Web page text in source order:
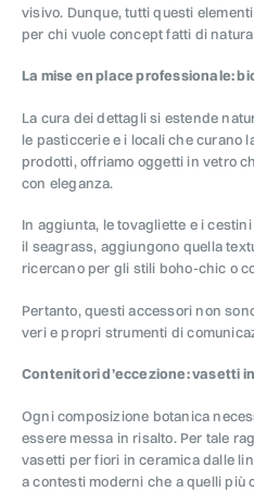
visivo. Dunque, tutti questi
per chi vuole concept fatti di
La mise en place professionale:
La cura dei dettagli si estende
le pasticcerie e i locali che curano
prodotti, offriamo oggetti in vetro
con eleganza.
In aggiunta, le tovagliette e i
il seagrass, aggiungono quella
ricercano per gli stili boho-chic o
Pertanto, questi accessori non
veri e propri strumenti di
Contenitori d’eccezione: vasetti
Ogni composizione botanica
essere messa in risalto. Per tale
vasetti per fiori in ceramica dalle
a contesti moderni che a quelli più